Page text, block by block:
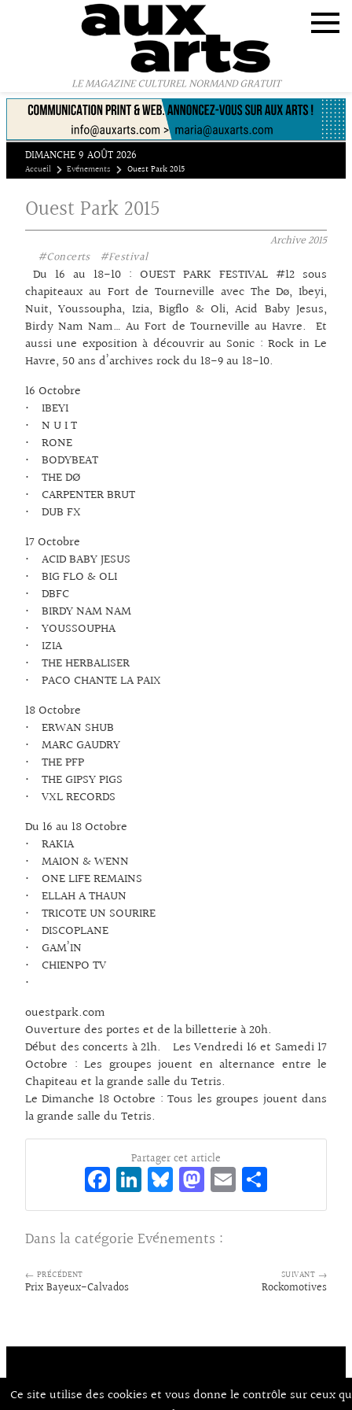
LE MAGAZINE CULTUREL NORMAND GRATUIT
DIMANCHE 9 AOÛT 2026
Accueil Evénements Ouest Park 2015
Ouest Park 2015
Archive2015
#Concerts
#Festival
Du 16 au 18-10 : OUEST PARK FESTIVAL #12 sous
chapiteaux au Fort de Tourneville avec The Dø, Ibeyi,
Nuit, Youssoupha, Izia, Bigflo & Oli, Acid Baby Jesus,
Birdy Nam Nam… Au Fort de Tourneville au Havre. Et
aussi une exposition à découvrir au Sonic : Rock in Le
Havre, 50 ans d’archives rock du 18-9 au 18-10.
16 Octobre
• IBEYI
• N U I T
• RONE
• BODYBEAT
• THE DØ
• CARPENTER BRUT
• DUB FX
17 Octobre
• ACID BABY JESUS
• BIG FLO & OLI
• DBFC
• BIRDY NAM NAM
• YOUSSOUPHA
• IZIA
• THE HERBALISER
• PACO CHANTE LA PAIX
18 Octobre
• ERWAN SHUB
• MARC GAUDRY
• THE PFP
• THE GIPSY PIGS
• VXL RECORDS
Du 16 au 18 Octobre
• RAKIA
• MAION & WENN
• ONE LIFE REMAINS
• ELLAH A THAUN
• TRICOTE UN SOURIRE
• DISCOPLANE
• GAM’IN
• CHIENPO TV
•
ouestpark.com
Ouverture des portes et de la billetterie à 20h.
Début des concerts à 21h. Les Vendredi 16 et Samedi 17
Octobre : Les groupes jouent en alternance entre le
Chapiteau et la grande salle du Tetris.
Le Dimanche 18 Octobre : Tous les groupes jouent dans
la grande salle du Tetris.
Partager cet article
Fa
ce
bo
o
k
Li
n
ke
dI
Bl
ue
sk
y
M
as
to
d
E
m rt
Dans la catégorie Evénements :
← PRÉCÉDENT
Prix Bayeux-Calvados
SUIVANT →
Rockomotives
Contact
À Propos d’Aux Arts
Panneau de gestion des cookies
Ce site utilise des cookies et vous donne le contrôle sur ceux